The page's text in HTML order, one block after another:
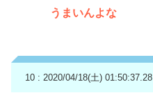
うまいんよな
10 : 2020/04/18(土) 01:50:37.28